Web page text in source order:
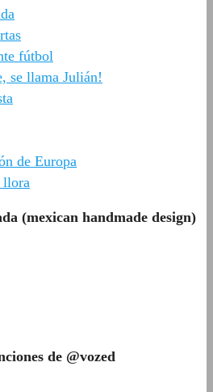
fútbol
se llama Julián!
de Europa
llora
(mexican handmade design)
de @vozed